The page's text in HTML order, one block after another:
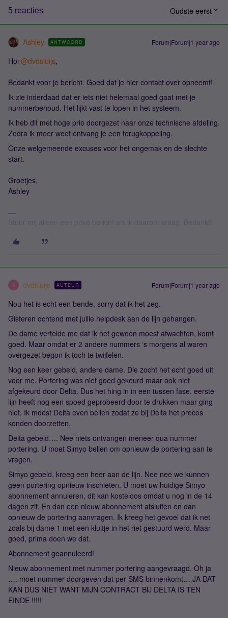
5 reacties Oudste eerst
Ashley ANTWOORD Forum|Forum|1 year ago
Hoi @dvdsluijs,
Bedankt voor je bericht. Goed dat je hier contact over opneemt!
Ik zie inderdaad dat er iets niet helemaal goed gaat met je
nummerbehoud. Het lijkt vast te lopen in het systeem.
Ik heb dit met hoge prio doorgezet naar onze technische afdeling.
Zodra ik meer weet ontvang je een terugkoppeling.
Onze welgemeende excuses voor het ongemak en de slechte
start.
Groetjes,
Ashley
D dvdsluijs AUTEUR Forum|Forum|1 year ago
Nou het is echt een bende, sorry dat ik het zeg.
Gisteren ochtend met jullie helpdesk aan de lijn gehangen.
De dame vertelde me dat ik het gewoon moest afwachten, komt
goed. Maar omdat er 2 andere nummers ‘s morgens al waren
overgezet begon ik toch te twijfelen.
Nog een keer gebeld, andere dame. Die zocht het echt goed uit
voor me. Portering was niet goed gekeurd maar ook niet
afgekeurd door Delta. Dus het hing in in een tussen fase. eerste
lijn heeft nog een spoed geprobeerd door te drukken maar ging
niet. Ik moest Delta even bellen zodat ze bij Delta het proces
konden doorzetten.
Delta gebeld…. Nee niets ontvangen meneer qua nummer
portering. U moet Simyo bellen om opnieuw de portering aan te
vragen.
Simyo gebeld, kreeg een heer aan de lijn. Nee nee we kunnen
geen portering opnieuw inschieten. U moet uw huidige Simyo
abonnement annuleren, dit kan kosteloos omdat u nog in de 14
dagen zit. En dan een nieuw abonnement afsluiten en dan
opnieuw de portering aanvragen. Ik kreeg het gevoel dat ik net
zoals bij dame 1 met een kluitje in het riet gestuurd werd. Maar
goed, prima doen we dat.
Abonnement geannuleerd!
Nieuw abonnement met nummer portering aangevraagd. Oh ja
…. moet nummer doorgeven dat per SMS binnenkomt… JA DAT
KAN DUS NIET WANT MIJN CONTRACT BIJ DELTA IS TEN
EINDE !!!!!